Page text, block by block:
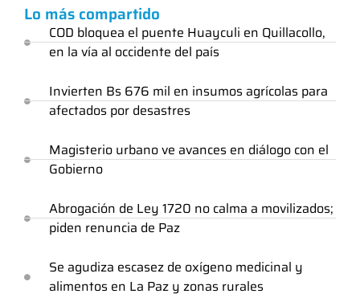
Lo más compartido
COD bloquea el puente Huayculi en Quillacollo,
en la vía al occidente del país
Invierten Bs 676 mil en insumos agrícolas para
afectados por desastres
Magisterio urbano ve avances en diálogo con el
Gobierno
Abrogación de Ley 1720 no calma a movilizados;
piden renuncia de Paz
Se agudiza escasez de oxígeno medicinal y
alimentos en La Paz y zonas rurales